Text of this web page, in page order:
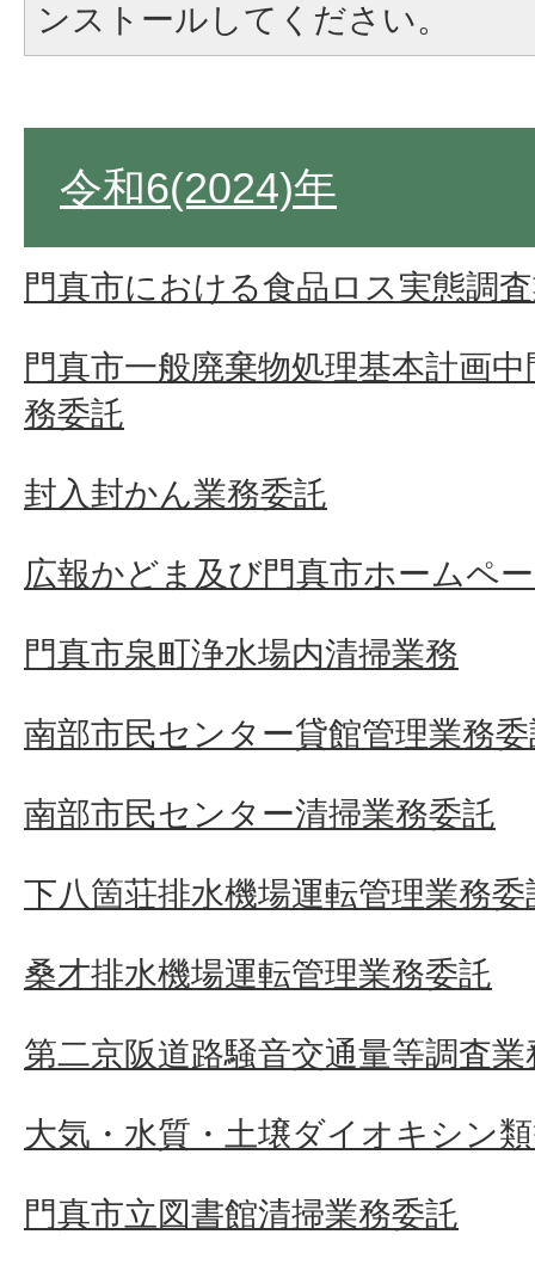
ンストールしてください。
令和6(2024)年
門真市における食品ロス実態調
門真市一般廃棄物処理基本計画
務委託
封入封かん業務委託
広報かどま及び門真市ホームペ
門真市泉町浄水場内清掃業務
南部市民センター貸館管理業務
南部市民センター清掃業務委託
下八箇荘排水機場運転管理業務委
桑才排水機場運転管理業務委託
第二京阪道路騒音交通量等調査業
大気・水質・土壌ダイオキシン
門真市立図書館清掃業務委託